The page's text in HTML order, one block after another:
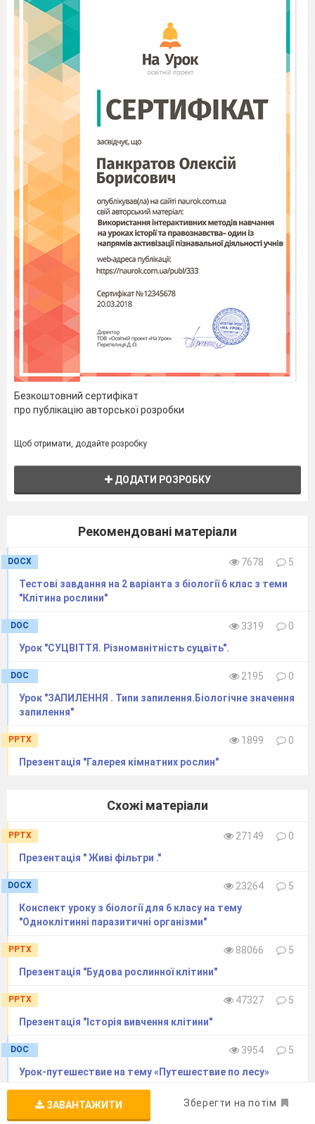
Безкоштовний сертифікат
про публікацію авторської розробки
Щоб отримати, додайте розробку
ДОДАТИ РОЗРОБКУ
Рекомендовані матеріали
DOCX 7678
5
Тестові завдання на 2 варіанта з біології 6 клас з теми
"Клітина рослини"
DOC 3319
0
Урок "СУЦВІТТЯ. Рiзноманiтнiсть суцвiть".
DOC 2195
0
Урок "ЗАПИЛЕННЯ . Типи запилення.Бiологiчне значення
запилення"
PPTX 1899
0
Презентація "Галерея кімнатних рослин"
Схожі матеріали
PPTX 27149
0
Презентація " Живі фільтри ."
DOCX 23264
5
Конспект уроку з біології для 6 класу на тему
"Одноклітинні паразитичні організми"
PPTX 88066
5
Презентація "Будова рослинної клітини"
PPTX 47327
5
Презентація "Історія вивчення клітини"
DOC 3954
5
Урок-путешествие на тему «Путешествие по лесу»
ЗАВАНТАЖИТИ Зберегти на потім